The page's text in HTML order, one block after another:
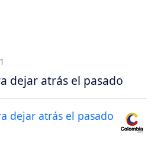
dejar atrás el pasado